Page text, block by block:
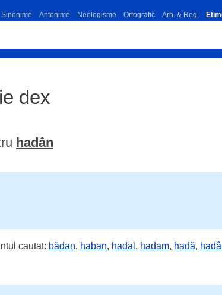
Sinonime Antonime Neologisme Ortografic Arh. & Reg.
dex
hadân
cautat: bădan, haban, hadal , hadam, hadă,